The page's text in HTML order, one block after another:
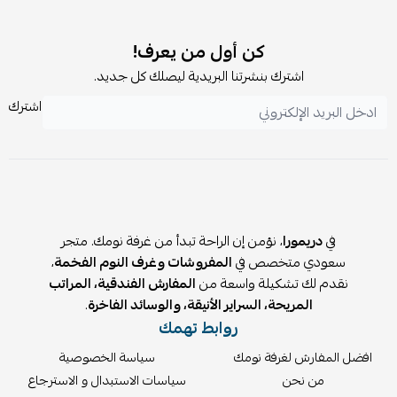
✨ المميزات:
قماش ناعم عالي الكثافة يشبه القطن
حشوة صيفية خفيفة 350 GSM (بديل الحرير)
الخامة: قطن 100%
الحشوة: ميكروفيبر ناعم
🎯 لماذا تختار بكج بيلارا؟
كل احتياجاتك في باكج واحد بدون حيرة
أوفر من شراء كل قطعة بشكل منفصل
خصم إضافي 15%
كن أول من يعرف!
اشترك بنشرتنا البريدية ليصلك كل جديد.
اشترك
فيدريمورا، نؤمن إن الراحة تبدأ من غرفة نومك. متجر
سعودي متخصص فيالمفروشات وغرف النوم الفخمة،
نقدم لك تشكيلة واسعة منالمفارش الفندقية، المراتب
المريحة، السراير الأنيقة، والوسائد الفاخرة.
روابط تهمك
افضل المفارش لغرفة نومك
من نحن
سياسة الخصوصية
سياسات الاستبدال و الاسترجاع